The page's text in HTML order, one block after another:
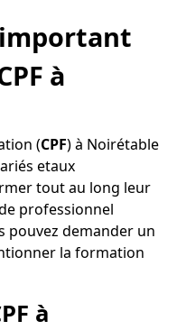
à
(CPF) à Noirétable
etaux
tout au long leur
professionnel
pouvez demander un
la formation
à